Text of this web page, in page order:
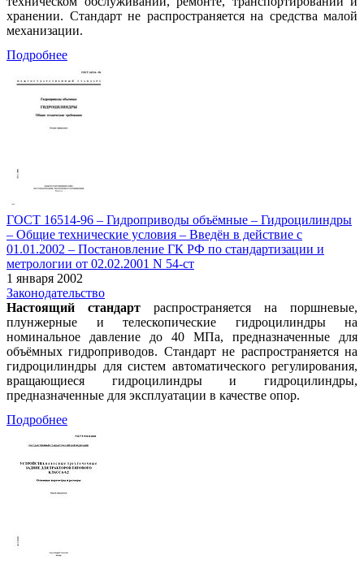
хранении. Стандарт не распространяется на средства малой
механизации.
Подробнее
ГОСТ 16514-96 – Гидроприводы объёмные – Гидроцилиндры
– Общие технические условия – Введён в действие c
01.01.2002 – Постановление ГК РФ по стандартизации и
метрологии от 02.02.2001 N 54-ст
1 января 2002
Законодательство
Настоящий стандарт распространяется на поршневые,
плунжерные и телескопические гидроцилиндры на
номинальное давление до 40 МПа, предназначенные для
объёмных гидроприводов. Стандарт не распространяется на
гидроцилиндры для систем автоматического регулирования,
вращающиеся гидроцилиндры и гидроцилиндры,
предназначенные для эксплуатации в качестве опор.
Подробнее